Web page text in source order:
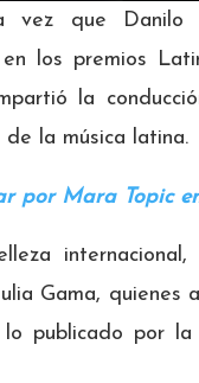
que Danilo
los premios
la
la música latina.
por Mara Topic
Gama, quienes
publicado por